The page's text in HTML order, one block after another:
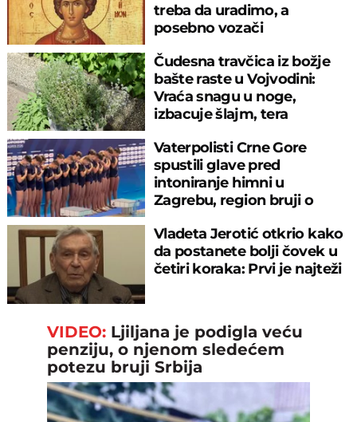
treba da uradimo, a
posebno vozači
Čudesna travčica iz božje
bašte raste u Vojvodini:
Vraća snagu u noge,
izbacuje šlajm, tera
Vaterpolisti Crne Gore
spustili glave pred
intoniranje himni u
Zagrebu, region bruji o
Vladeta Jerotić otkrio kako
da postanete bolji čovek u
četiri koraka: Prvi je najteži
VIDEO: Ljiljana je podigla veću
penziju, o njenom sledećem
potezu bruji Srbija